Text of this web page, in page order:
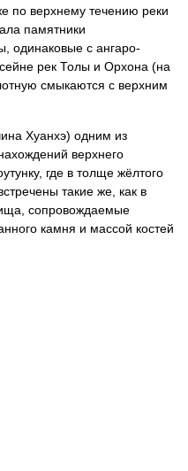
по верхнему течению реки
памятники
одинаковые с ангаро-
рек Толы и Орхона (на
смыкаются с верхним
Хуанхэ) одним из
верхнего
где в толще жёлтого
такие же, как в
сопровождаемые
камня и массой костей